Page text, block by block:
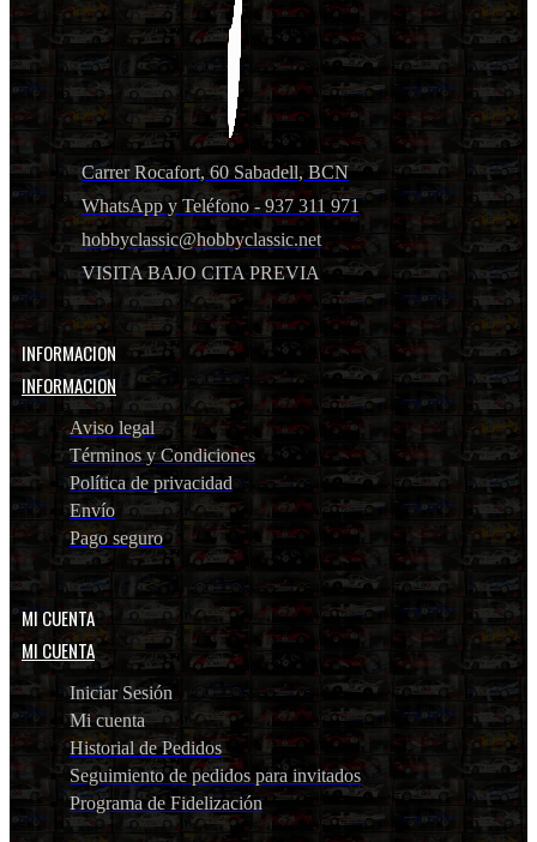
Carrer Rocafort, 60 Sabadell, BCN
WhatsApp y Teléfono - 937 311 971
hobbyclassic@hobbyclassic.net
VISITA BAJO CITA PREVIA
INFORMACION
INFORMACION
Aviso legal
Términos y Condiciones
Política de privacidad
Envío
Pago seguro
MI CUENTA
MI CUENTA
Iniciar Sesión
Mi cuenta
Historial de Pedidos
Seguimiento de pedidos para invitados
Programa de Fidelización